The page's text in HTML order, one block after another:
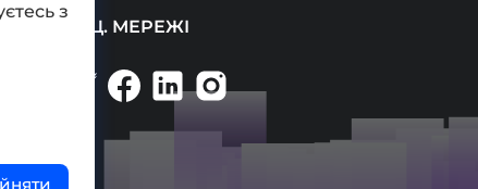
СОЦ. МЕРЕЖІ
з